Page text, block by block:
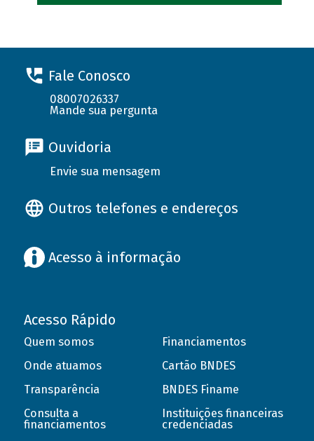
Fale Conosco
08007026337
Mande sua pergunta
Ouvidoria
Envie sua mensagem
Outros telefones e endereços
Acesso à informação
Acesso Rápido
Quem somos
Onde atuamos
Transparência
Consulta a
financiamentos
Financiamentos
Cartão BNDES
BNDES Finame
Instituições financeiras
credenciadas